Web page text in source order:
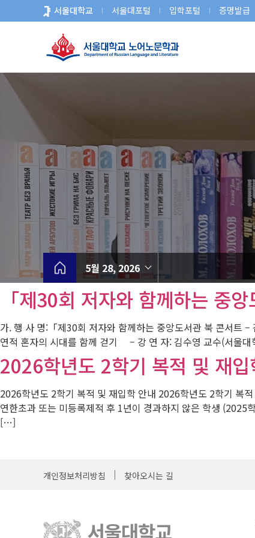
로
뉴
서울대학교 서울대포털 입학포털 증명발급
5월 28, 2026
「제30회 저자와 함께하는 중
가. 행 사 명:「제30회 저자와 함께하는 중앙도서관 북 콘
연적 혼자의 시대를 함께 걷기 – 강 연 자: 김수영 교수(서울
2026학년도 2학기 복적 및 재입
2026학년도 2학기 복적 및 재입학 안내 2026학년도 2학기 복
연한초과 또는 미등록제적 후 1년이 경과하지 않은 학생
[…]
개인정보처리방침 찾아오시는 길